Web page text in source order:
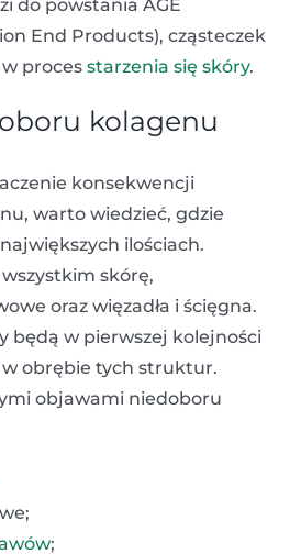
do powstania AGE
End Products), cząsteczek
proces starzenia się skóry.
kolagenu
konsekwencji
warto wiedzieć, gdzie
ilościach.
skórę,
oraz więzadła i ścięgna.
będą w pierwszej kolejności
w obrębie tych struktur.
objawami niedoboru
;